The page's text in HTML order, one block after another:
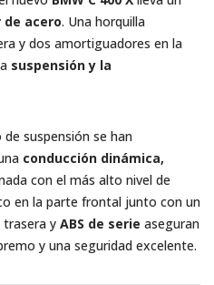
acero. Una horquilla
y dos amortiguadores en la
suspensión y la
suspensión se han
conducción dinámica,
con el más alto nivel de
en la parte frontal junto con un
trasera y ABS de serie aseguran
y una seguridad excelente.